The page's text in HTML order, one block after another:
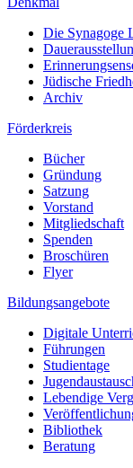
Die Synagoge
Jüdische
Archiv
Förderkreis
Bücher
Gründung
Satzung
Vorstand
Mitgliedschaft
Spenden
Broschüren
Flyer
Bildungsangebote
Digitale
Führungen
Studientage
Lebendige
Bibliothek
Beratung